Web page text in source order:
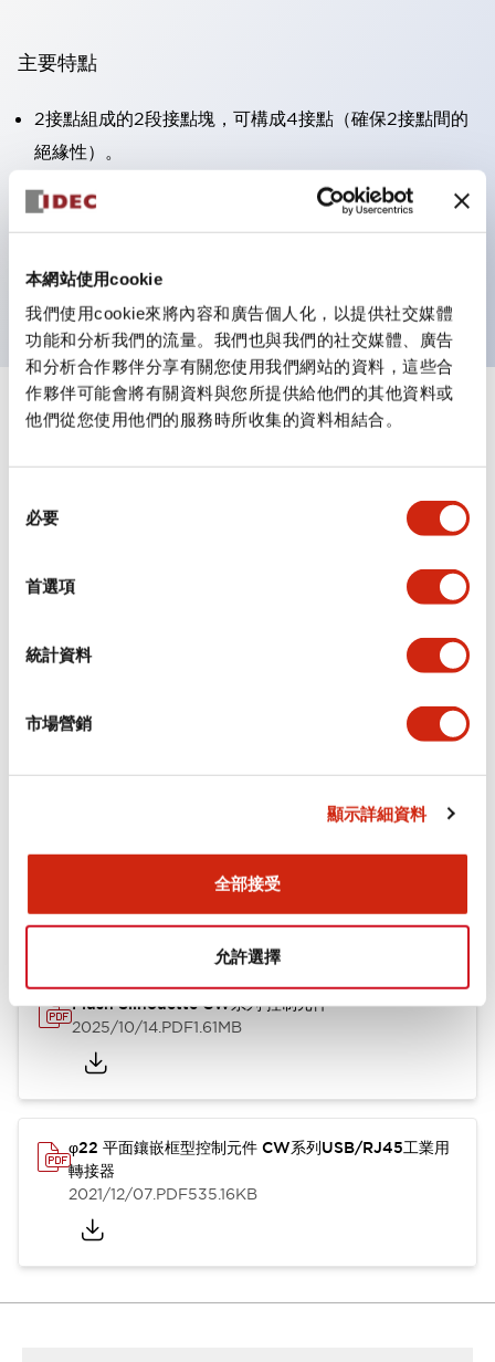
本網站使用cookie
我們使用cookie來將內容和廣告個人化，以提供社交媒體
功能和分析我們的流量。我們也與我們的社交媒體、廣告
和分析合作夥伴分享有關您使用我們網站的資料，這些合
作夥伴可能會將有關資料與您所提供給他們的其他資料或
他們從您使用他們的服務時所收集的資料相結合。
必要
首選項
統計資料
市場營銷
顯示詳細資料
全部接受
允許選擇
主要特點
2接點組成的2段接點塊，可構成4接點（確保2接點間的
絕緣性）。
面板深度39.9mm（※11段接點塊）、59.9mm（※22段
接點塊）。可實現省空間設計。
防護結構
規格
審美規範
環境規範
功能規格
機械規格
型錄和宣傳手冊 認證與標準
Flush Silhouette CW系列 控制元件
2025/10/14.PDF1.61MB
φ22 平面鑲嵌框型控制元件 CW系列USB/RJ45工業用
轉接器
2021/12/07.PDF535.16KB